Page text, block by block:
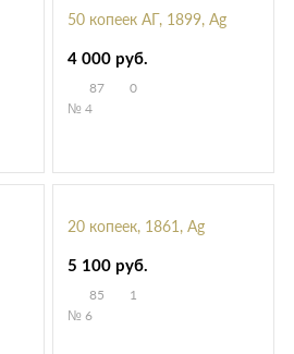
50 копеек АГ, 1899, Ag
4 000 руб.
87
0
№ 4
20 копеек, 1861, Ag
5 100 руб.
85
1
№ 6